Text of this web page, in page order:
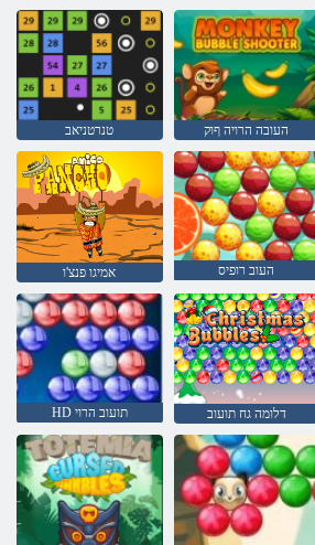
טנרטניאב העובה הרויה ףוק
אמיגו פנצ'ו העוב רופיס
HD תועוב הרוי דלומה גח תועוב